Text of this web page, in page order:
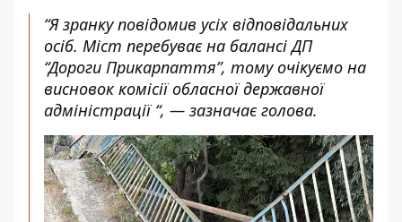
“Я зранку повідомив усіх відповідальних
осіб. Міст перебуває на балансі ДП
“Дороги Прикарпаття”, тому очікуємо на
висновок комісії обласної державної
адміністрації “, — зазначає голова.